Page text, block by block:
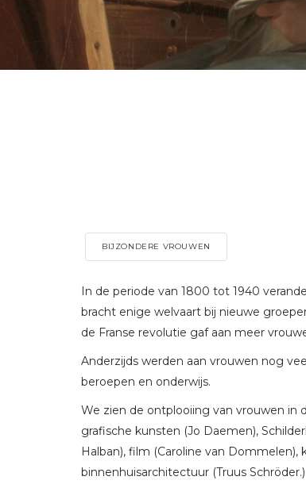
BIJZONDERE VROUWEN
In de periode van 1800 tot 1940
bracht enige welvaart bij nieuwe
de Franse revolutie gaf aan meer
Anderzijds werden aan vrouwen nog
beroepen en onderwijs.
We zien de ontplooiing van vrouwen in
grafische kunsten (Jo Daemen),
Halban), film (Caroline van Dommelen),
binnenhuisarchitectuur (Truus Schröder.)